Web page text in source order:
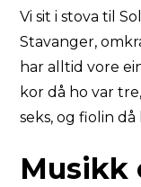
Vi sit i stova til
Stavanger,
har alltid vore
kor då ho var
seks, og fiolin
Musikk